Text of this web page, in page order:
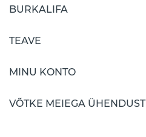
BURKALIFA
TEAVE
MINU KONTO
VÕTKE MEIEGA ÜHENDUST